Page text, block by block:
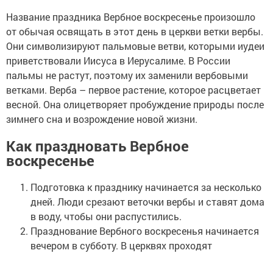
Название праздника Вербное воскресенье произошло
от обычая освящать в этот день в церкви ветки вербы.
Они символизируют пальмовые ветви, которыми иудеи
приветствовали Иисуса в Иерусалиме. В России
пальмы не растут, поэтому их заменили вербовыми
ветками. Верба – первое растение, которое расцветает
весной. Она олицетворяет пробуждение природы после
зимнего сна и возрождение новой жизни.
Как праздновать Вербное
воскресенье
Подготовка к празднику начинается за несколько
дней. Люди срезают веточки вербы и ставят дома
в воду, чтобы они распустились.
Празднование Вербного воскресенья начинается
вечером в субботу. В церквях проходят